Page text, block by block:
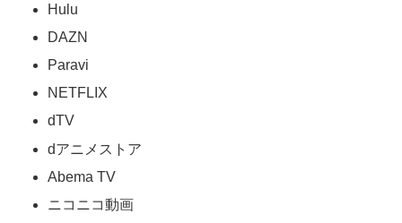
Hulu
DAZN
Paravi
NETFLIX
dTV
dアニメストア
Abema TV
ニコニコ動画